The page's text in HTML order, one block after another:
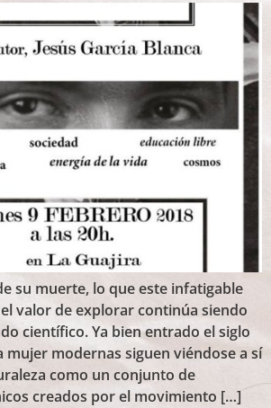
su muerte, lo que este infatigable
valor de explorar continúa siendo
científico. Ya bien entrado el siglo
mujer modernas siguen viéndose a sí
como un conjunto de
creados por el movimiento […]